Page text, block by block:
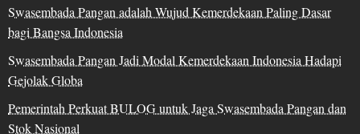
Swasembada Pangan adalah Wujud Kemerdekaan Paling Dasar
bagi Bangsa Indonesia
Swasembada Pangan Jadi Modal Kemerdekaan Indonesia Hadapi
Gejolak Globa
Pemerintah Perkuat BULOG untuk Jaga Swasembada Pangan dan
Stok Nasional